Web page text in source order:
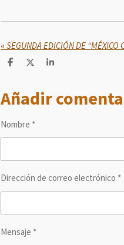
«
C
p
a
i
r
C
a
r
C
a
r
Añadir
Nombre *
Dirección de correo electrónico *
Mensaje *